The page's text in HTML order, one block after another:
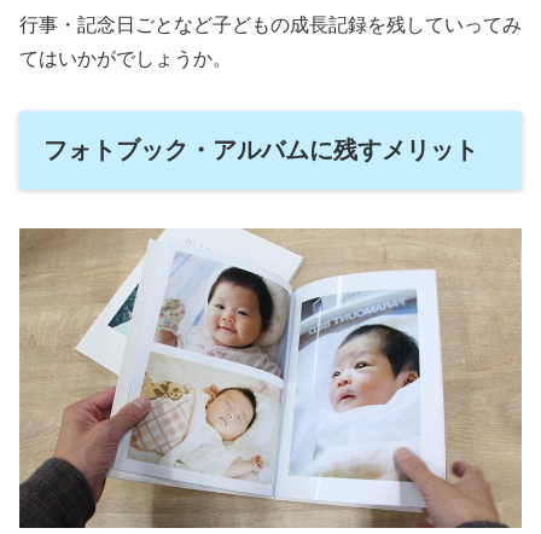
行事・記念日ごとなど子どもの成長記録を残していってみ
てはいかがでしょうか。
フォトブック・アルバムに残すメリット